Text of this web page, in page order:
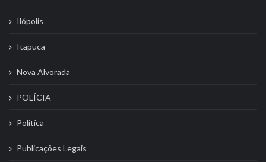
Ilópolis
Itapuca
Nova Alvorada
POLÍCIA
Politíca
Publicações Legais